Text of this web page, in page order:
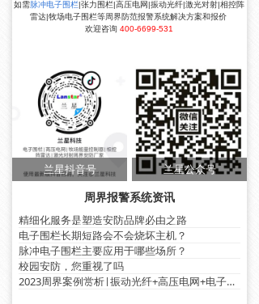
周界报警系统资讯
精细化服务是塑造安防品牌必由之路
电子围栏长期短路会不会烧坏主机？
脉冲电子围栏主要应用于哪些场所？
校园安防，您重视了吗
2023周界案例赏析|振动光纤+高压电网+电子围栏篇
如需脉冲电子围栏|张力围栏|高压电网|振动光纤|激光对射|相控阵
雷达|牧场电子围栏等周界防范报警系统解决方案和报价
欢迎咨询 400-6699-531
兰星抖音号 兰星公众号